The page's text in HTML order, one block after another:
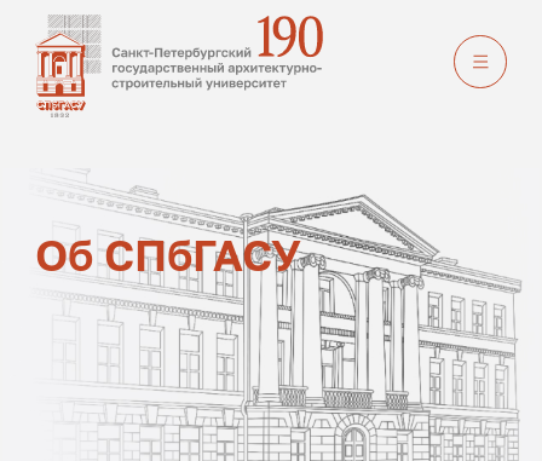
Главная
Об СПбГАСУ